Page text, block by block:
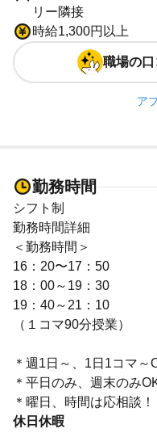
リー隣接
時給1,300円以上
職場の
ア
勤務時間
シフト制
勤務時間詳細
＜勤務時間＞
16：20〜17：50
18：00～19：30
19：40～21：10
（１コマ90分授業）
＊週1日～、1日1コマ～
＊平日のみ、週末のみ
＊曜日、時間は応相談！
休日休暇